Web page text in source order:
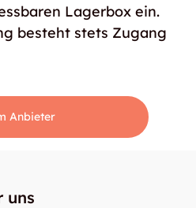
Lagerbox ein.
besteht stets Zugang
Anbieter
uns